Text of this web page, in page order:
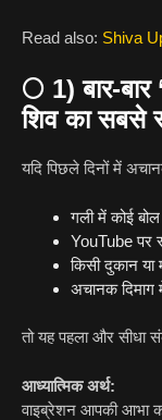
Read also: Shiva
🌕 1) बार-
शिव का सबसे
यदि पिछले दिनों में
गली में कोई बोल
YouTube पर
किसी दुकान
अचानक
तो यह पहला और सीधा
आध्यात्मिक अर्थ:
वाइब्रेशन आपकी आभा